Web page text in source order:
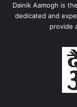
Dainik Aamogh is
dedicated and
provide